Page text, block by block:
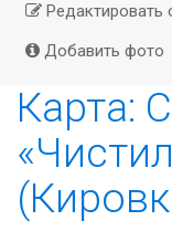
Редактировать
Добавить фото
Карта: